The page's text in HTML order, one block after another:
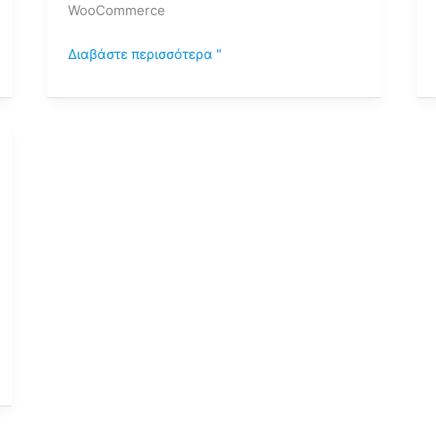
WooCommerce
Διαβάστε περισσότερα "